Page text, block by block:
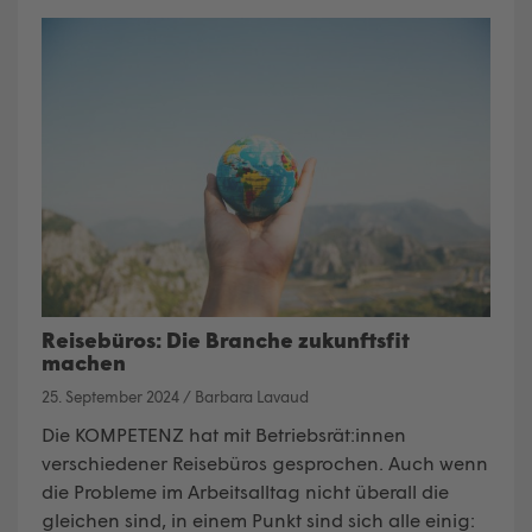
Reisebüros: Die Branche zukunftsfit
machen
25. September 2024 / Barbara Lavaud
Die KOMPETENZ hat mit Betriebsrät:innen
verschiedener Reisebüros gesprochen. Auch wenn
die Probleme im Arbeitsalltag nicht überall die
gleichen sind, in einem Punkt sind sich alle einig: